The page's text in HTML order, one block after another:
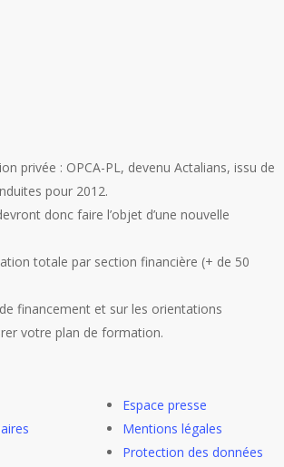
privée : OPCA-PL, devenu Actalians, issu de
pour 2012.
donc faire l’objet d’une nouvelle
totale par section financière (+ de 50
financement et sur les orientations
votre plan de formation.
Espace presse
Mentions légales
Protection des données